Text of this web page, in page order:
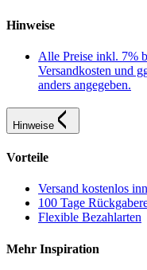
Hinweise
Alle Preise inkl. 7%
Versandkosten und
anders angegeben.
Hinweise
Vorteile
Versand kostenlos
100 Tage
Flexible Bezahlarten
Mehr Inspiration